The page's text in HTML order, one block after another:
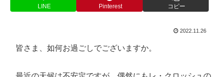
LINE Pinterest コピー
2022.11.26
皆さま、如何お過ごしでございますか。